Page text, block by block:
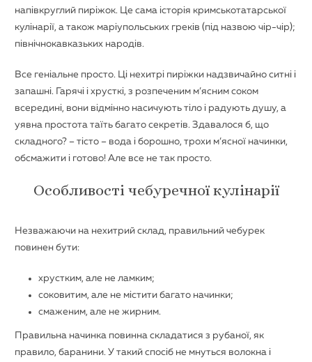
напівкруглий пиріжок. Це сама історія кримськотатарської
кулінарії, а також маріупольських греків (під назвою чір-чір);
північнокавказьких народів.
Все геніальне просто. Ці нехитрі пиріжки надзвичайно ситні і
запашні. Гарячі і хрусткі, з розпеченим м’ясним соком
всередині, вони відмінно насичують тіло і радують душу, а
уявна простота таїть багато секретів. Здавалося б, що
складного? – тісто – вода і борошно, трохи м’ясної начинки,
обсмажити і готово! Але все не так просто.
Особливості чебуречної кулінарії
Незважаючи на нехитрий склад, правильний чебурек
повинен бути:
хрустким, але не ламким;
соковитим, але не містити багато начинки;
смаженим, але не жирним.
Правильна начинка повинна складатися з рубаної, як
правило, баранини. У такий спосіб не мнуться волокна і